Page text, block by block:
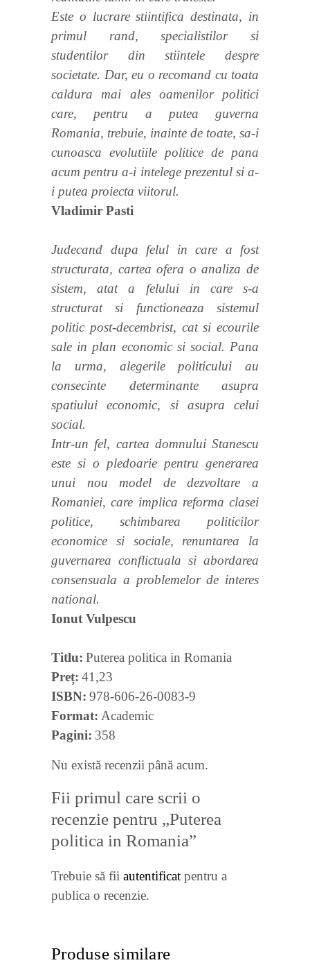
Este o lucrare stiintifica destinata, in
primul rand, specialistilor si
studentilor din stiintele despre
societate. Dar, eu o recomand cu toata
caldura mai ales oamenilor politici
care, pentru a putea guverna
Romania, trebuie, inainte de toate, sa-i
cunoasca evolutiile politice de pana
acum pentru a-i intelege prezentul si a-
i putea proiecta viitorul.
Vladimir Pasti
Judecand dupa felul in care a fost
structurata, cartea ofera o analiza de
sistem, atat a felului in care s-a
structurat si functioneaza sistemul
politic post-decembrist, cat si ecourile
sale in plan economic si social. Pana
la urma, alegerile politicului au
consecinte determinante asupra
spatiului economic, si asupra celui
social.
Intr-un fel, cartea domnului Stanescu
este si o pledoarie pentru generarea
unui nou model de dezvoltare a
Romaniei, care implica reforma clasei
politice, schimbarea politicilor
economice si sociale, renuntarea la
guvernarea conflictuala si abordarea
consensuala a problemelor de interes
national.
Ionut Vulpescu
Titlu Puterea politica in Romania
Preț 41,23
ISBN 978-606-26-0083-9
Format Academic
Pagini 358
Nu există recenzii până acum.
Fii primul care scrii o
recenzie pentru „Puterea
politica in Romania”
Trebuie să fii autentificat pentru a
publica o recenzie.
Produse similare